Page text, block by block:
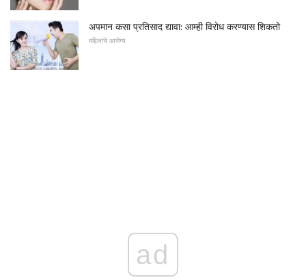
अपमान कसा प्रतिसाद द्यावा: आम्ही विरोध करण्यास शिकतो
महिलांचे आरोग्य
ad